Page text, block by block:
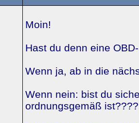
Moin!
Hast du denn eine
Wenn ja, ab in die
Wenn nein: bist du
ordnungsgemäß